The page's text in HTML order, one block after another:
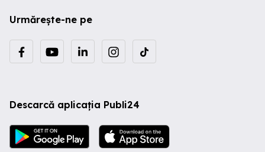
Urmărește-ne pe
Descarcă aplicația Publi24